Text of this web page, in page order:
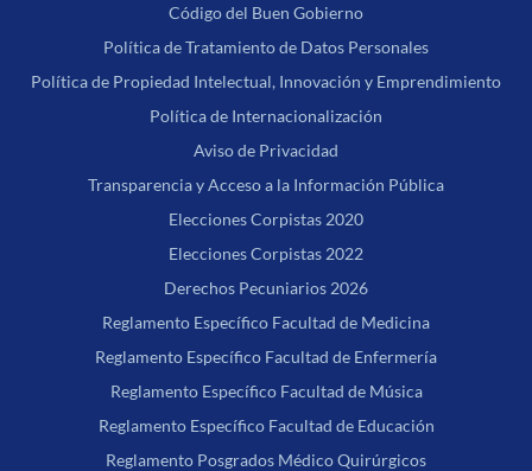
Código del Buen Gobierno
Política de Tratamiento de Datos Personales
Política de Propiedad Intelectual, Innovación y Emprendimiento
Política de Internacionalización
Aviso de Privacidad
Transparencia y Acceso a la Información Pública
Elecciones Corpistas 2020
Elecciones Corpistas 2022
Derechos Pecuniarios 2026
Reglamento Específico Facultad de Medicina
Reglamento Específico Facultad de Enfermería
Reglamento Específico Facultad de Música
Reglamento Específico Facultad de Educación
Reglamento Posgrados Médico Quirúrgicos